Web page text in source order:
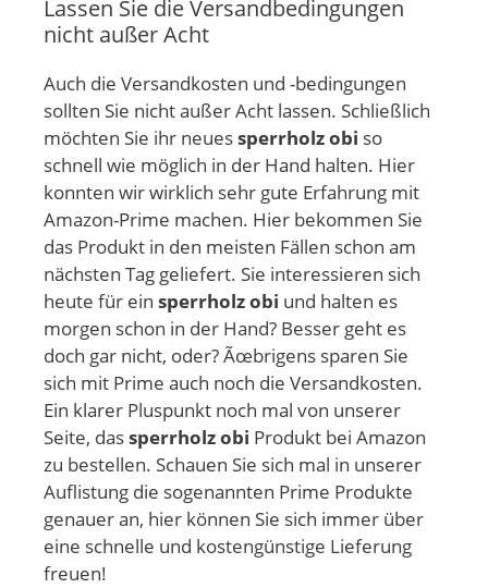
Lassen Sie die Versandbedingungen
nicht außer Acht
Auch die Versandkosten und -bedingungen
sollten Sie nicht außer Acht lassen. Schließlich
möchten Sie ihr neuessperrholz obi so
schnell wie möglich in der Hand halten. Hier
konnten wir wirklich sehr gute Erfahrung mit
Amazon-Prime machen. Hier bekommen Sie
das Produkt in den meisten Fällen schon am
nächsten Tag geliefert. Sie interessieren sich
heute für ein sperrholz obi und halten es
morgen schon in der Hand? Besser geht es
doch gar nicht, oder? Ãœbrigens sparen Sie
sich mit Prime auch noch die Versandkosten.
Ein klarer Pluspunkt noch mal von unserer
Seite, dassperrholz obi Produkt bei Amazon
zu bestellen. Schauen Sie sich mal in unserer
Auflistung die sogenannten Prime Produkte
genauer an, hier können Sie sich immer über
eine schnelle und kostengünstige Lieferung
freuen!